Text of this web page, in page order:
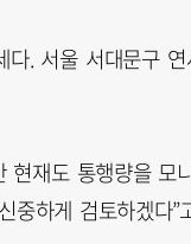
다. 서울 서대문구
현재도 통행량을
중하게 검토하겠다”